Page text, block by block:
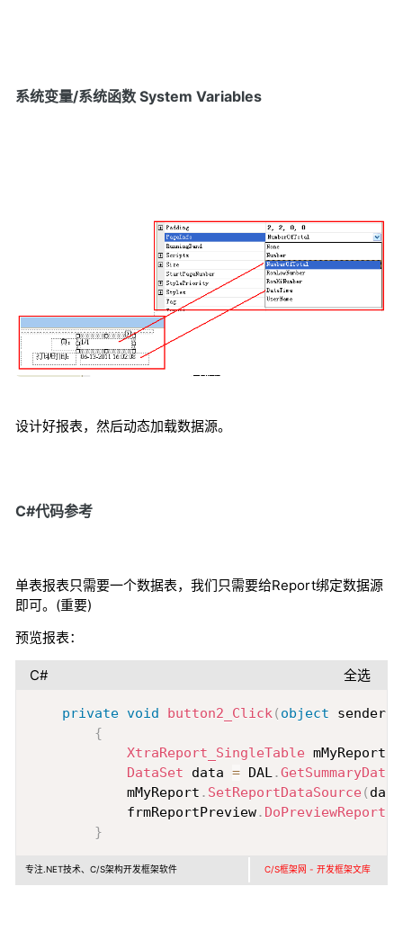
系统变量/系统函数 System Variables
设计好报表，然后动态加载数据源。
C#代码参考
单表报表只需要一个数据表，我们只需要给Report绑定数据源
即可。(重要)
预览报表：
C# 全选
private void button2_Click( object sender
{
XtraReport_SingleTable mMyReport
DataSet data = DAL.GetSummaryData
            mMyReport
. SetReportDataSource( data
            frmReportPreview
. DoPreviewReport
}
专注.NET技术、C/S架构开发框架软件 C/S框架网 - 开发框架文库